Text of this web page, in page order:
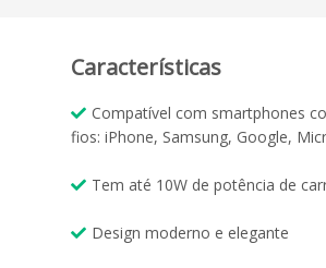
Características
Compatível com smartphones
fios: iPhone, Samsung, Google,
Tem até 10W de potência de
Design moderno e elegante